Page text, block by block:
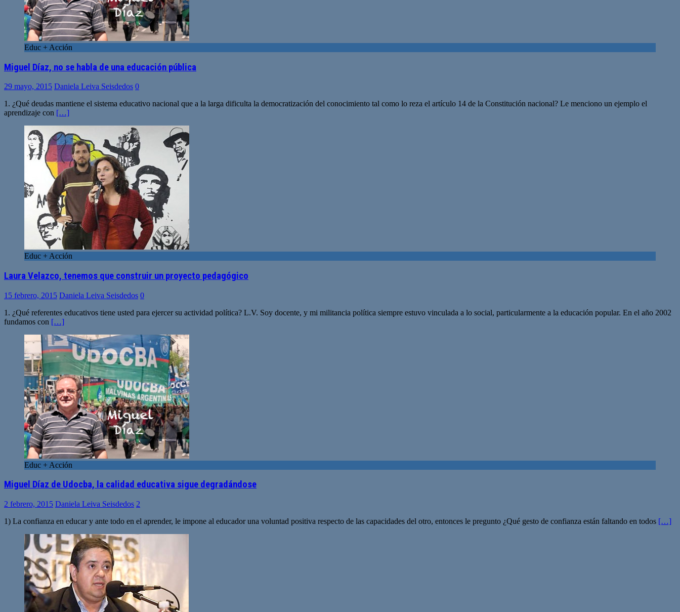
Educ + Acción
Miguel Díaz, no se habla de una educación pública
29 mayo, 2015 Daniela Leiva Seisdedos 0
1. ¿Qué deudas mantiene el sistema educativo nacional que a la larga dificulta la democratización del conocimiento tal como lo reza el artículo 14 de la Constitución nacional? Le menciono un ejemplo el
aprendizaje con […]
Educ + Acción
Laura Velazco, tenemos que construir un proyecto pedagógico
15 febrero, 2015 Daniela Leiva Seisdedos 0
1. ¿Qué referentes educativos tiene usted para ejercer su actividad política? L.V. Soy docente, y mi militancia política siempre estuvo vinculada a lo social, particularmente a la educación popular. En el año 2002
fundamos con […]
Educ + Acción
Miguel Díaz de Udocba, la calidad educativa sigue degradándose
2 febrero, 2015 Daniela Leiva Seisdedos 2
1) La confianza en educar y ante todo en el aprender, le impone al educador una voluntad positiva respecto de las capacidades del otro, entonces le pregunto ¿Qué gesto de confianza están faltando en todos […]